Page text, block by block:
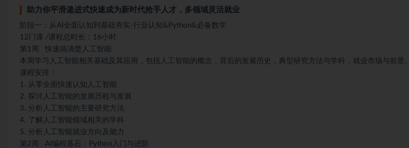
助力你平滑递进式快速成为新时代抢手人才，多领域灵活就业
阶段一：从AI全面认知到基础夯实-行业认知&Python&必备数学
12门课 /课程总时长：16小时
第1周 快速搞清楚人工智能
本周学习人工智能相关基础及其应用，包括人工智能的概念，背后的发展历史，典型研究方法与学科，就业市场与前景。
课程安排：
1. 从零全面快速认知人工智能
2. 探讨人工智能的发展历程与发展
3. 分析人工智能的主要研究方法
4. 了解人工智能领域相关的学科
5. 分析人工智能就业方向及能力
第2周 AI编程基石：Python入门与进阶